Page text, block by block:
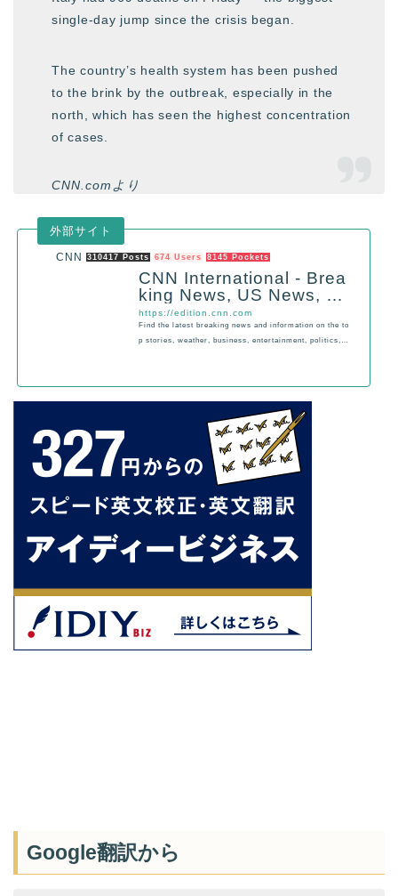
single-day jump since the crisis began.
The country’s health system has been pushed
to the brink by the outbreak, especially in the
north, which has seen the highest concentration
of cases.
CNN.comより
CNN 310417 Posts 674 Users 8145 Pockets
CNN International - Brea
king News, US News, W
orld News and Video
https://edition.cnn.com
Find the latest breaking news and information on the to
p stories, weather, business, entertainment, politics, a
uides.
Google翻訳から